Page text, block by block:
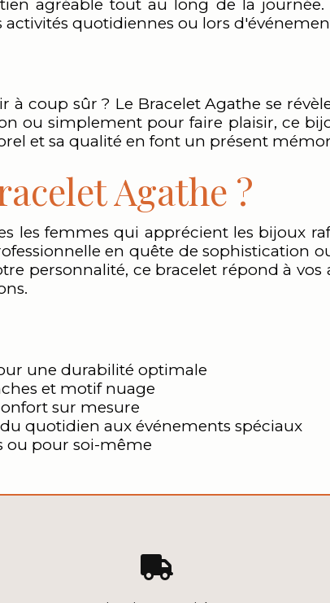
agréable tout au long de la journée.
quotidiennes ou lors
à coup sûr ? Le Bracelet Agathe se
ou simplement pour faire plaisir, ce
et sa qualité en font un présent
Agathe ?
les femmes qui apprécient les bijoux
en quête de sophistication
personnalité, ce bracelet répond à vos
une durabilité optimale
et motif nuage
sur mesure
quotidien aux événements spéciaux
ou pour soi-même
